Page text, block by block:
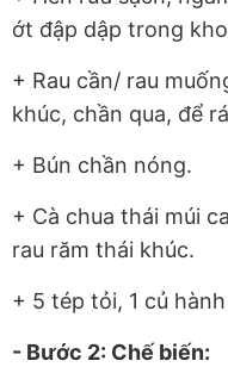
ớt đập dập trong
+ Rau cần/ rau
khúc, chần qua, để
+ Bún chần nóng.
+ Cà chua thái múi
rau răm thái khúc.
+ 5 tép tỏi, 1 củ
- Bước 2: Chế biến: